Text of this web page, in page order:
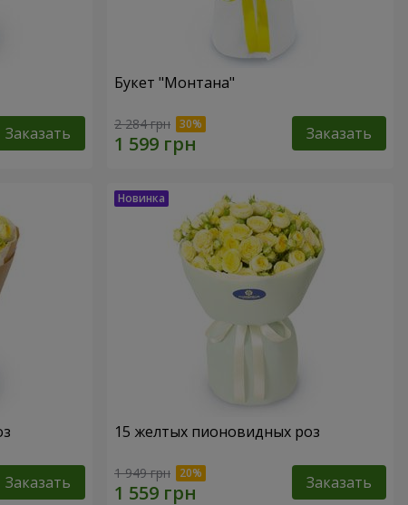
Заказать
Букет "Монтана"
2 284 грн Заказать
Заказать
15 желтых пионовидных роз
1 949 грн Заказать